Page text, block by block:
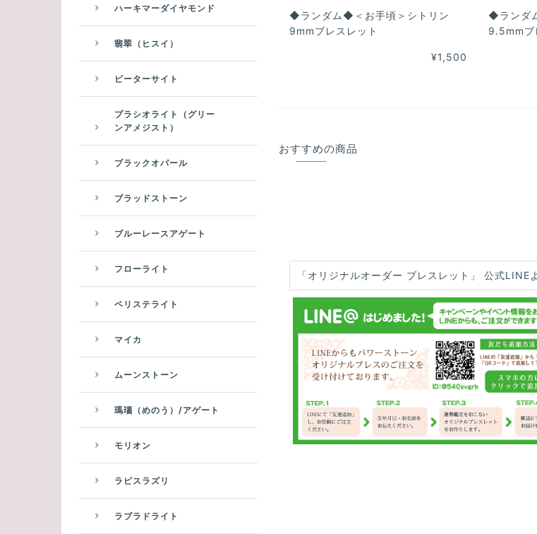
◆ランダム◆＜お手頃＞シトリン
9mmブレスレット
¥1,500
◆ランダ
9.5mmブ
おすすめの商品
「オリジナルオーダー ブレスレット」 公式LINE
ハーキマーダイヤモンド
翡翠（ヒスイ）
ピーターサイト
プラシオライト（グリー
ンアメジスト）
ブラックオパール
ブラッドストーン
ブルーレースアゲート
フローライト
ペリステライト
マイカ
ムーンストーン
瑪瑙（めのう）/アゲート
モリオン
ラピスラズリ
ラブラドライト